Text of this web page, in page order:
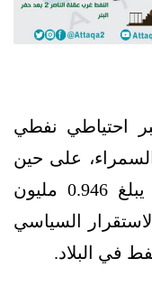
احتياطي نفطي
السمراء، على حين
أن إنتاجها من الخام يتوقع أن يبلغ 0.946 مليون
السياسي
في البلاد.